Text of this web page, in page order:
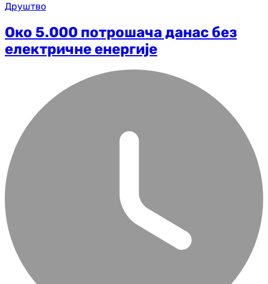
Друштво
Око 5.000 потрошача данас без
електричне енергије